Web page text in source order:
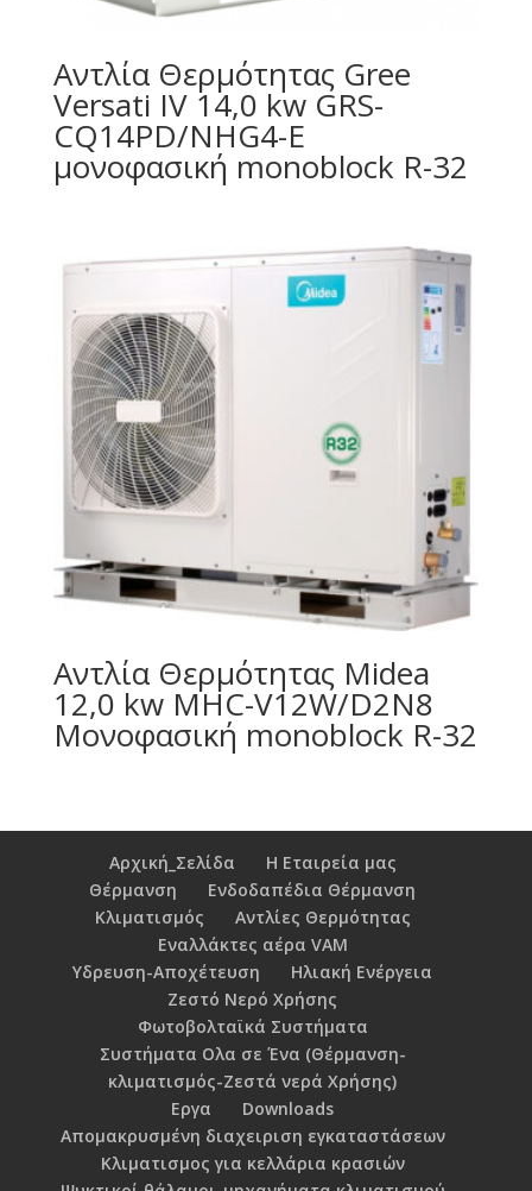
Αντλία Θερμότητας Gree
Versati IV 14,0 kw GRS-
CQ14PD/NHG4-E
μονοφασική monoblock R-32
Αντλία Θερμότητας Midea
12,0 kw MHC-V12W/D2N8
Μονοφασική monoblock R-32
Αρχική_Σελίδα
Η Εταιρεία μας
Θέρμανση
Ενδοδαπέδια Θέρμανση
Κλιματισμός
Αντλίες Θερμότητας
Εναλλάκτες αέρα VAM
Υδρευση-Αποχέτευση
Ηλιακή Ενέργεια
Ζεστό Νερό Χρήσης
Φωτοβολταϊκά Συστήματα
Συστήματα Ολα σε Ένα (Θέρμανση-
κλιματισμός-Ζεστά νερά Χρήσης)
Εργα
Downloads
Απομακρυσμένη διαχειριση εγκαταστάσεων
Κλιματισμος για κελλάρια κρασιών